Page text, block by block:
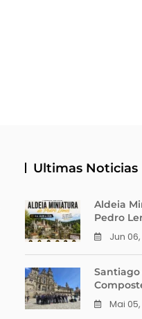
Ultimas Noticias
Aldeia
Pedro
Jun
Santiago
Mai